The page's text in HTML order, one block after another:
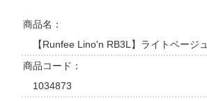
商品名
【Runfee Lino'n RB3L】ライトベージュ
商品コード
1034873